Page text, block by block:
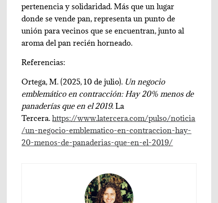
pertenencia y solidaridad. Más que un lugar
donde se vende pan, representa un punto de
unión para vecinos que se encuentran, junto al
aroma del pan recién horneado.
Referencias:
Ortega, M. (2025, 10 de julio). Un negocio
emblemático en contracción: Hay 20% menos de
panaderías que en el 2019. La
Tercera.https://www.latercera.com/pulso/noticia
/un-negocio-emblematico-en-contraccion-hay-
20-menos-de-panaderias-que-en-el-2019/